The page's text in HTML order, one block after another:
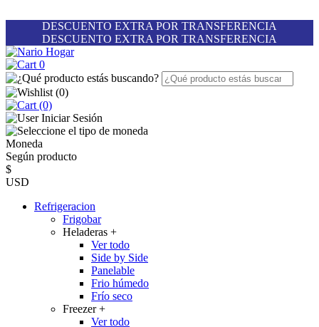
DESCUENTO EXTRA POR TRANSFERENCIA
DESCUENTO EXTRA POR TRANSFERENCIA
0
(0)
(0)
Iniciar Sesión
Moneda
Según producto
$
USD
Refrigeracion
Frigobar
Heladeras +
Ver todo
Side by Side
Panelable
Frio húmedo
Frío seco
Freezer+
Ver todo